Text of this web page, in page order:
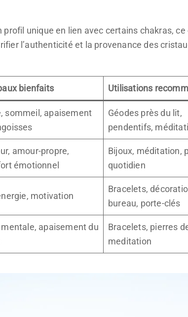
unique en lien avec certains chakras,
l’authenticité et la provenance des
bienfaits Utilisations
sommeil, apaisement
Géodes près du lit,
pendentifs,
amour-propre,
émotionnel
Bijoux, méditation,
quotidien
motivation
Bracelets,
bureau, porte-clés
apaisement du
Bracelets, pierres
meditation